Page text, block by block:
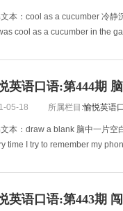
本：cool as a cucumber 冷静
cool as a cucumber in the
very angry, but Mike acted as
特别生
英语口语:第444期
05-18 所属栏目:愉悦英语
本：draw a blank 脑中一片空
time I try to remember my
was the name of our Eng
英语口语:第443期